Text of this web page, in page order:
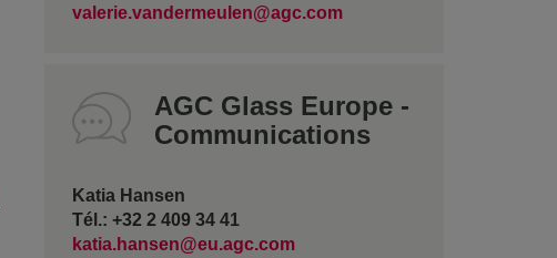
valerie.vandermeulen@agc.com
AGC Glass Europe -
Communications
Katia Hansen
Tél.: +32 2 409 34 41
katia.hansen@eu.agc.com